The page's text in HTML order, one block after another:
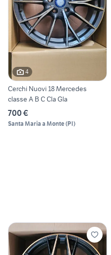
4
Cerchi Nuovi 18 Mercedes
classe A B C Cla Gla
700 €
Santa Maria a Monte(PI)